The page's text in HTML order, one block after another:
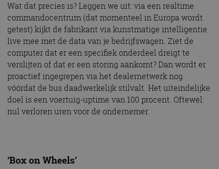
Wat dat precies is? Leggen we uit: via een realtime
commandocentrum (dat momenteel in Europa wordt
getest) kijkt de fabrikant via kunstmatige intelligentie
live mee met de data van je bedrijfswagen. Ziet de
computer dat er een specifiek onderdeel dreigt te
verslijten of dat er een storing aankomt? Dan wordt er
proactief ingegrepen via het dealernetwerk nog
vóórdat de bus daadwerkelijk stilvalt. Het uiteindelijke
doel is een voertuig-uptime van 100 procent. Oftewel:
nul verloren uren voor de ondernemer.
‘Box on Wheels’